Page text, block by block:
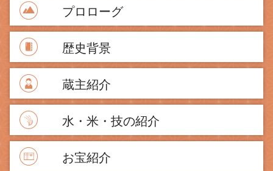
プロローグ
歴史背景
蔵主紹介
水・米・技の紹介
お宝紹介